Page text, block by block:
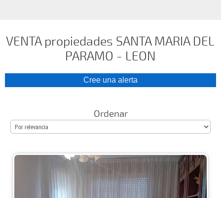
BUSCAMOS POR TI
VIVIENDA
VENTA propiedades SANTA MARIA DEL
PARAMO - LEON
Ordenar